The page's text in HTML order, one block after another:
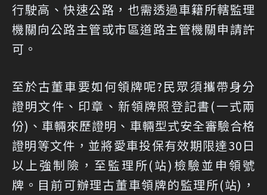
行駛高、快速公路，也需透過車籍所轄監理
機關向公路主管或市區道路主管機關申請許
可。
至於古董車要如何領牌呢?民眾須攜帶身分
證明文件、印章、新領牌照登記書(一式兩
份)、車輛來歷證明、車輛型式安全審驗合格
證明等文件，並將愛車投保有效期限達30日
以上強制險，至監理所(站)檢驗並申領號
牌。目前可辦理古董車領牌的監理所(站)，